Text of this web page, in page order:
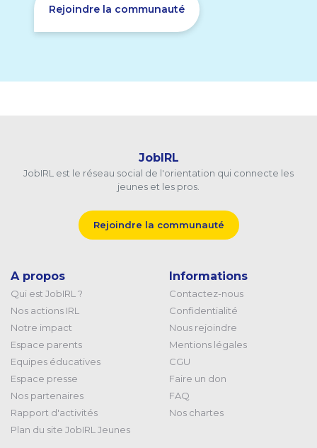
Rejoindre la communauté
JobIRL
JobIRL est le réseau social de l'orientation qui connecte les
jeunes et les pros.
Rejoindre la communauté
A propos
Qui est JobIRL ?
Nos actions IRL
Notre impact
Espace parents
Equipes éducatives
Espace presse
Nos partenaires
Rapport d'activités
Plan du site JobIRL Jeunes
Informations
Contactez-nous
Confidentialité
Nous rejoindre
Mentions légales
CGU
Faire un don
FAQ
Nos chartes